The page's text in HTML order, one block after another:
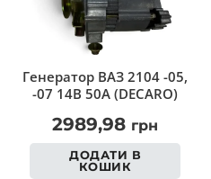
Генератор ВАЗ 2104 -05,
-07 14В 50А (DECARO)
2989,98 грн
ДОДАТИ В
КОШИК